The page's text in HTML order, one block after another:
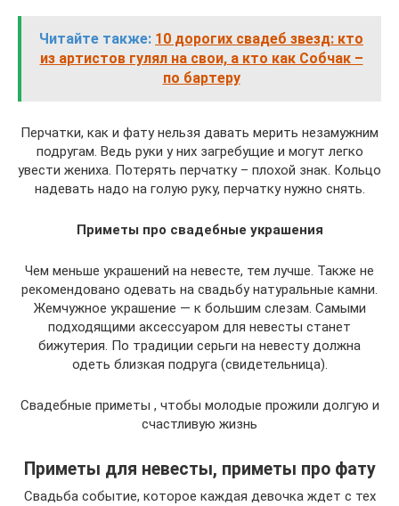
Читайте также: 10 дорогих свадеб звезд: кто
из артистов гулял на свои, а кто как Собчак –
по бартеру
Перчатки, как и фату нельзя давать мерить незамужним
подругам. Ведь руки у них загребущие и могут легко
увести жениха. Потерять перчатку – плохой знак. Кольцо
надевать надо на голую руку, перчатку нужно снять.
Приметы про свадебные украшения
Чем меньше украшений на невесте, тем лучше. Также не
рекомендовано одевать на свадьбу натуральные камни.
Жемчужное украшение — к большим слезам. Самыми
подходящими аксессуаром для невесты станет
бижутерия. По традиции серьги на невесту должна
одеть близкая подруга (свидетельница).
Свадебные приметы , чтобы молодые прожили долгую и
счастливую жизнь
Приметы для невесты, приметы про фату
Свадьба событие, которое каждая девочка ждет с тех